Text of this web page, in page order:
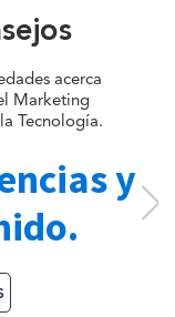
acerca
Marketing
Tecnología.
y